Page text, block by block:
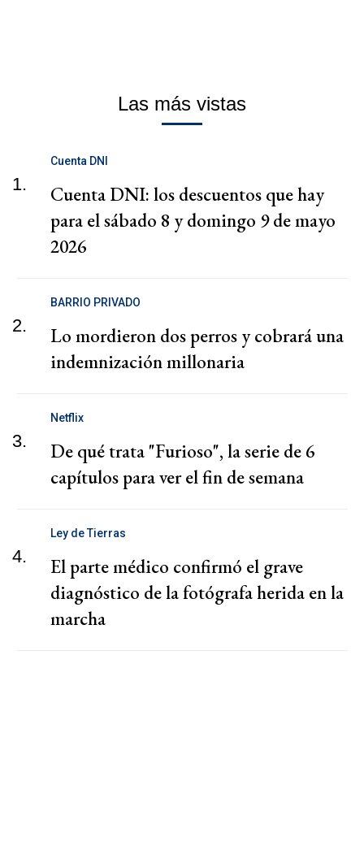
Las más vistas
1.
Cuenta DNI
Cuenta DNI: los descuentos que hay
para el sábado 8 y domingo 9 de mayo
2026
2.
BARRIO PRIVADO
Lo mordieron dos perros y cobrará una
indemnización millonaria
3.
Netflix
De qué trata "Furioso", la serie de 6
capítulos para ver el fin de semana
4.
Ley de Tierras
El parte médico confirmó el grave
diagnóstico de la fotógrafa herida en la
marcha